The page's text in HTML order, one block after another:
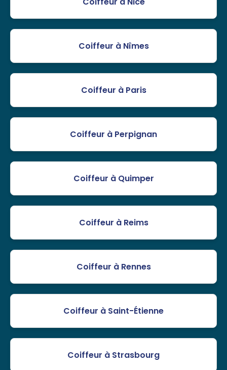
Coiffeur à Nîmes
Coiffeur à Paris
Coiffeur à Perpignan
Coiffeur à Quimper
Coiffeur à Reims
Coiffeur à Rennes
Coiffeur à Saint-Étienne
Coiffeur à Strasbourg